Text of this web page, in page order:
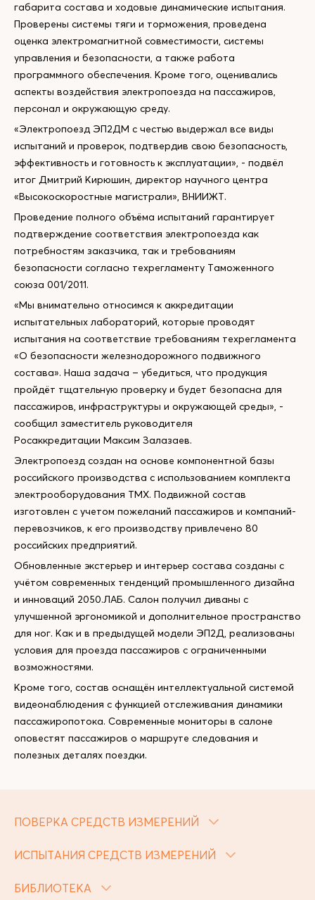
габарита состава и ходовые динамические испытания.
Проверены системы тяги и торможения, проведена
оценка электромагнитной совместимости, системы
управления и безопасности, а также работа
программного обеспечения. Кроме того, оценивались
аспекты воздействия электропоезда на пассажиров,
персонал и окружающую среду.
«Электропоезд ЭП2ДМ с честью выдержал все виды
испытаний и проверок, подтвердив свою безопасность,
эффективность и готовность к эксплуатации», - подвёл
итог Дмитрий Кирюшин, директор научного центра
«Высокоскоростные магистрали», ВНИИЖТ.
Проведение полного объёма испытаний гарантирует
подтверждение соответствия электропоезда как
потребностям заказчика, так и требованиям
безопасности согласно техрегламенту Таможенного
союза 001/2011.
«Мы внимательно относимся к аккредитации
испытательных лабораторий, которые проводят
испытания на соответствие требованиям техрегламента
«О безопасности железнодорожного подвижного
состава». Наша задача – убедиться, что продукция
пройдёт тщательную проверку и будет безопасна для
пассажиров, инфраструктуры и окружающей среды», -
сообщил заместитель руководителя
Росаккредитации Максим Залазаев.
Электропоезд создан на основе компонентной базы
российского производства с использованием комплекта
электрооборудования ТМХ. Подвижной состав
изготовлен с учетом пожеланий пассажиров и компаний-
перевозчиков, к его производству привлечено 80
российских предприятий.
Обновленные экстерьер и интерьер состава созданы с
учётом современных тенденций промышленного дизайна
и инноваций 2050.ЛАБ. Салон получил диваны с
улучшенной эргономикой и дополнительное пространство
для ног. Как и в предыдущей модели ЭП2Д, реализованы
условия для проезда пассажиров с ограниченными
возможностями.
Кроме того, состав оснащён интеллектуальной системой
видеонаблюдения с функцией отслеживания динамики
пассажиропотока. Современные мониторы в салоне
оповестят пассажиров о маршруте следования и
полезных деталях поездки.
ПОВЕРКА СРЕДСТВ ИЗМЕРЕНИЙ
ИСПЫТАНИЯ СРЕДСТВ ИЗМЕРЕНИЙ
БИБЛИОТЕКА